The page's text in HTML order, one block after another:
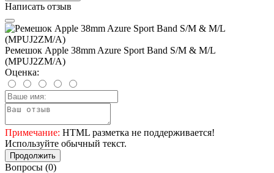
Написать отзыв
Ремешок Apple 38mm Azure Sport Band S/M & M/L
(MPUJ2ZM/A)
Оценка:
Примечание: HTML разметка не поддерживается!
Используйте обычный текст.
Продолжить
Вопросы (0)